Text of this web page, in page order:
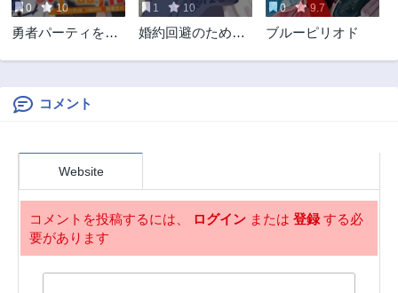
第3話
2年前
第2話
2年前
第1.2話 第1.1話
第1話
0 10
勇者パーティを追
マさんは不器用!?
1 10
婚約回避のため、
0 9.7
ブルーピリオド
コメント
Website
コメントを投稿するには、 ログイン または 登録する必
要があります